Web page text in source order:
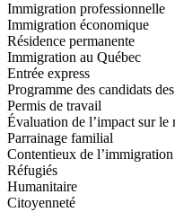
Immigration professionnelle
Immigration économique
Résidence permanente
Immigration au Québec
Entrée express
Programme des candidats
Permis de travail
Évaluation de l’impact sur
Parrainage familial
Contentieux de l’immigration
Réfugiés
Humanitaire
Citoyenneté